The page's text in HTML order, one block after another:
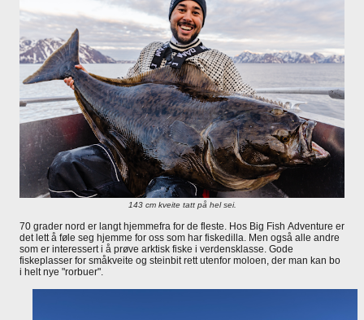
143 cm kveite tatt på hel sei.
70 grader nord er langt hjemmefra for de fleste. Hos Big Fish Adventure er
det lett å føle seg hjemme for oss som har fiskedilla. Men også alle andre
som er interessert i å prøve arktisk fiske i verdensklasse. Gode
fiskeplasser for småkveite og steinbit rett utenfor moloen, der man kan bo
i helt nye "rorbuer".